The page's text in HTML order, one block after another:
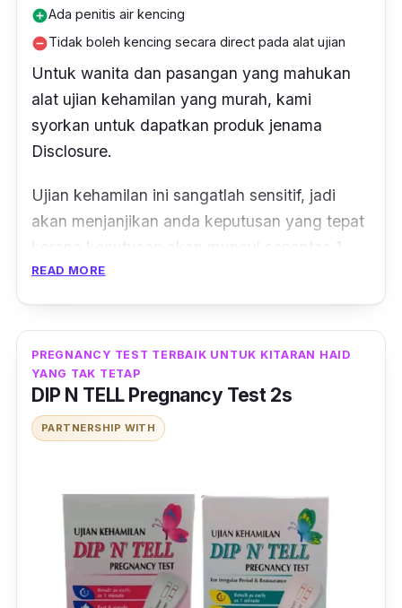
nak confirmkan lagi, dedua result tepat,”
add_circleAda penitis air kencing
remove_circleTidak boleh kencing secara direct pada alat ujian
Untuk wanita dan pasangan yang mahukan
alat ujian kehamilan yang murah, kami
syorkan untuk dapatkan produk jenama
Disclosure.
Ujian kehamilan ini sangatlah sensitif, jadi
akan menjanjikan anda keputusan yang tepat
kerana keputusan akan muncul sepantas 1
minit.
pertama haid anda datang lambat.
Tapi digalakkan untuk buat pada waktu pagi
kerana jumlah hormon hCG (
READ MORE
PREGNANCY TEST TERBAIK UNTUK KITARAN HAID
YANG TAK TETAP
DIP N TELL Pregnancy Test 2s
PARTNERSHIP WITH